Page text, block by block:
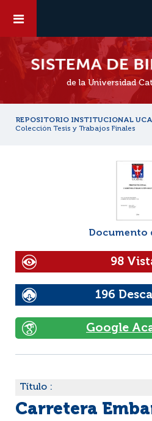
de la Universidad
REPOSITORIO INSTITUCIONAL
Colección Tesis y Trabajos Finales
98
196
Google
Título :
Carretera